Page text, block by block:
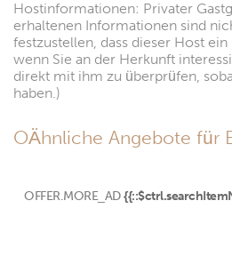
Hostinformationen: Privater
erhaltenen Informationen sind
festzustellen, dass dieser Host ein
wenn Sie an der Herkunft
direkt mit ihm zu überprüfen,
haben.)
OÄhnliche Angebote für
OFFER.MORE_AD